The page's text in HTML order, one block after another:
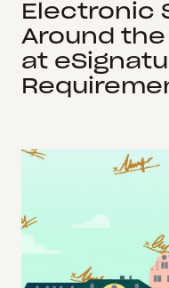
Electronic
Around the
at